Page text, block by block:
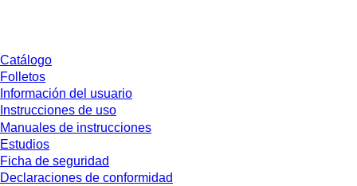
Catálogo
Folletos
Información del usuario
Instrucciones de uso
Manuales de instrucciones
Estudios
Ficha de seguridad
Declaraciones de conformidad